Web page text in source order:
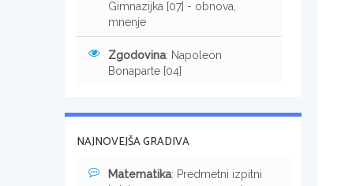
Gimnazijka [07] - obnova,
mnenje
Zgodovina: Napoleon
Bonaparte [04]
NAJNOVEJŠA GRADIVA
Matematika: Predmetni izpitni